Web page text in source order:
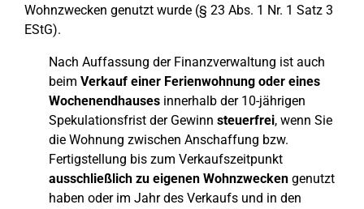
Wohnzwecken genutzt wurde (§ 23 Abs. 1 Nr. 1 Satz 3
EStG).
Nach Auffassung der Finanzverwaltung ist auch
beim Verkauf einer Ferienwohnung oder eines
Wochenendhauses innerhalb der 10-jährigen
Spekulationsfrist der Gewinn steuerfrei, wenn Sie
die Wohnung zwischen Anschaffung bzw.
Fertigstellung bis zum Verkaufszeitpunkt
ausschließlich zu eigenen Wohnzwecken genutzt
haben oder im Jahr des Verkaufs und in den